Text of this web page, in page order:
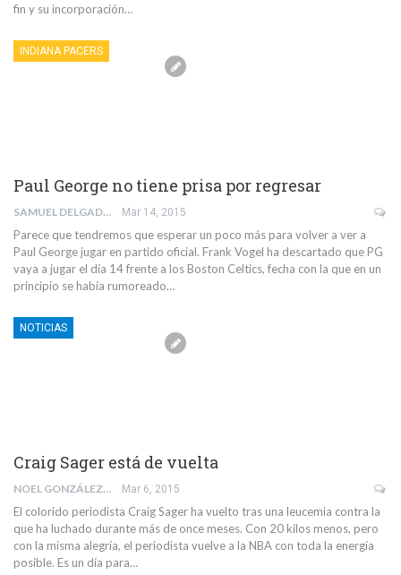
fin y su incorporación…
INDIANA PACERS
Paul George no tiene prisa por regresar
SAMUEL DELGADO PEÑA Mar 14, 2015
Parece que tendremos que esperar un poco más para volver a ver a
Paul George jugar en partido oficial. Frank Vogel ha descartado que PG
vaya a jugar el día 14 frente a los Boston Celtics, fecha con la que en un
principio se había rumoreado…
NOTICIAS
Craig Sager está de vuelta
NOEL GONZÁLEZ Mar 6, 2015
El colorido periodista Craig Sager ha vuelto tras una leucemia contra la
que ha luchado durante más de once meses. Con 20 kilos menos, pero
con la misma alegría, el periodista vuelve a la NBA con toda la energía
posible. Es un día para…